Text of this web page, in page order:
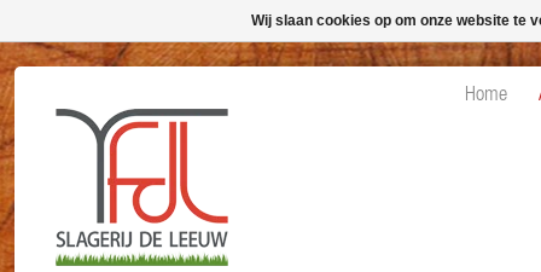
Home
Wij slaan cookies op om onze website te